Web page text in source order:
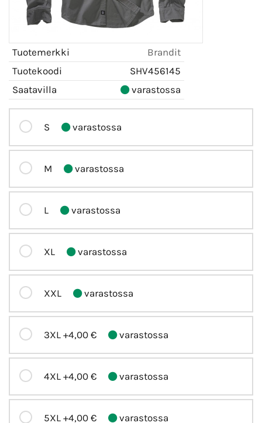
Tuotemerkki
Brandit
Tuotekoodi
SHV456145
Saatavilla
varastossa
S varastossa
M varastossa
L varastossa
XL varastossa
XXL varastossa
3XL +4,00 € varastossa
4XL +4,00 € varastossa
5XL +4,00 € varastossa